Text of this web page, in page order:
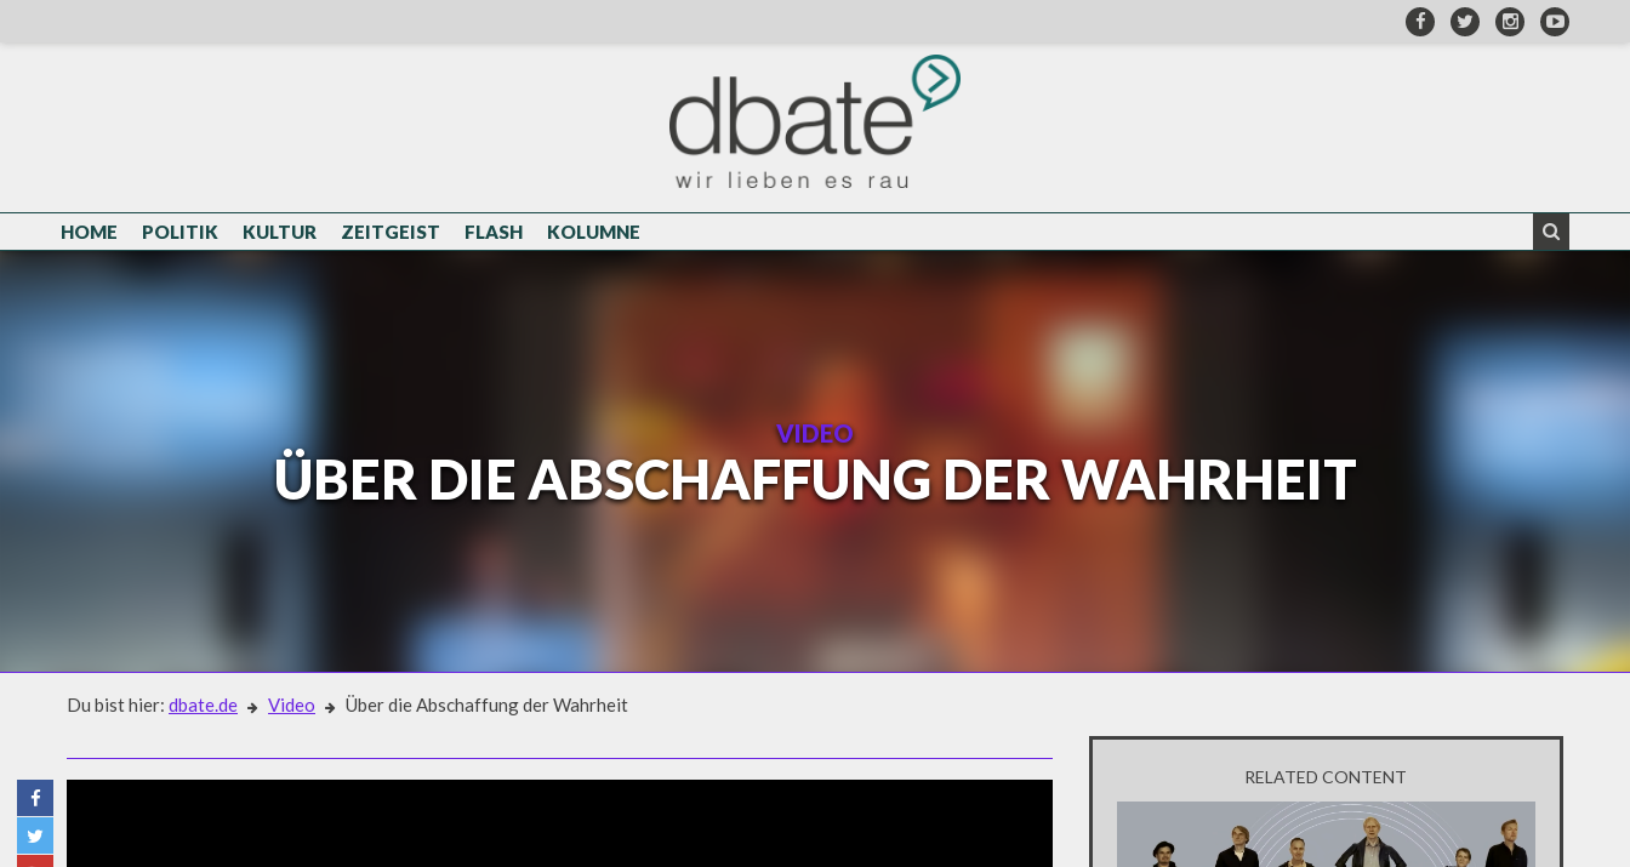
HOME POLITIK KULTUR ZEITGEIST FLASH KOLUMNE
VIDEO
ÜBER DIE ABSCHAFFUNG DER WAHRHEIT
Du bist hier: dbate.de Video Über die Abschaffung der Wahrheit
RELATED CONTENT